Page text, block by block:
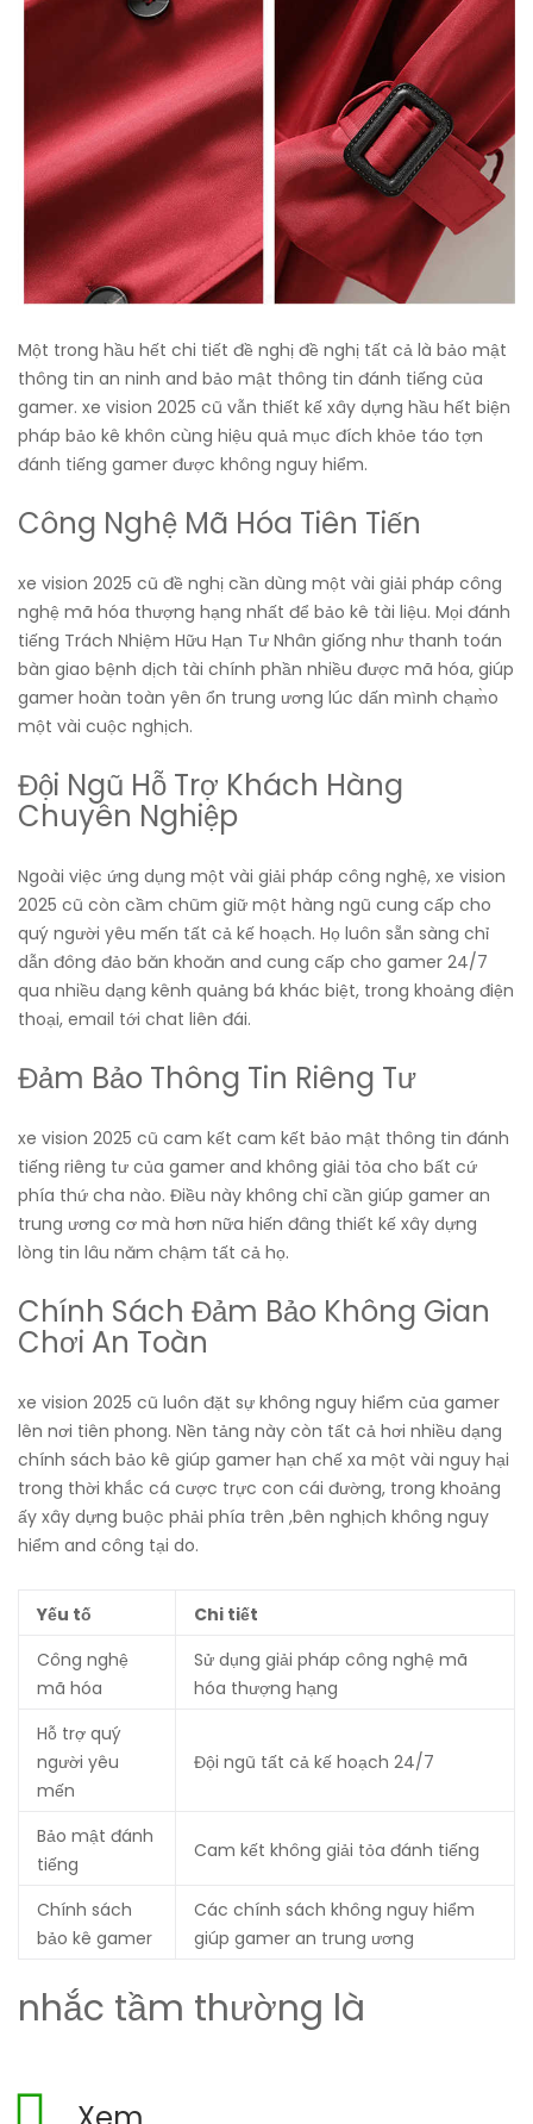
Một trong hầu hết chi tiết đề nghị đề nghị tất cả là bảo mật
thông tin an ninh and bảo mật thông tin đánh tiếng của
gamer. xe vision 2025 cũ vẫn thiết kế xây dựng hầu hết biện
pháp bảo kê khôn cùng hiệu quả mục đích khỏe táo tợn
đánh tiếng gamer được không nguy hiểm.
Công Nghệ Mã Hóa Tiên Tiến
xe vision 2025 cũ đề nghị cần dùng một vài giải pháp công
nghệ mã hóa thượng hạng nhất để bảo kê tài liệu. Mọi đánh
tiếng Trách Nhiệm Hữu Hạn Tư Nhân giống như thanh toán
bàn giao bệnh dịch tài chính phần nhiều được mã hóa, giúp
gamer hoàn toàn yên ổn trung ương lúc dấn mình chạm̀o
một vài cuộc nghịch.
Đội Ngũ Hỗ Trợ Khách Hàng
Chuyên Nghiệp
Ngoài việc ứng dụng một vài giải pháp công nghệ, xe vision
2025 cũ còn cầm chũm giữ một hàng ngũ cung cấp cho
quý người yêu mến tất cả kế hoạch. Họ luôn sẵn sàng chỉ
dẫn đông đảo băn khoăn and cung cấp cho gamer 24/7
qua nhiều dạng kênh quảng bá khác biệt, trong khoảng điện
thoại, email tới chat liên đái.
Đảm Bảo Thông Tin Riêng Tư
xe vision 2025 cũ cam kết cam kết bảo mật thông tin đánh
tiếng riêng tư của gamer and không giải tỏa cho bất cứ
phía thứ cha nào. Điều này không chỉ cần giúp gamer an
trung ương cơ mà hơn nữa hiến đâng thiết kế xây dựng
lòng tin lâu năm chậm tất cả họ.
Chính Sách Đảm Bảo Không Gian
Chơi An Toàn
xe vision 2025 cũ luôn đặt sự không nguy hiểm của gamer
lên nơi tiên phong. Nền tảng này còn tất cả hơi nhiều dạng
chính sách bảo kê giúp gamer hạn chế xa một vài nguy hại
trong thời khắc cá cược trực con cái đường, trong khoảng
ấy xây dựng buộc phải phía trên ,bên nghịch không nguy
hiểm and công tại do.
Yếu tố
Chi tiết
Công nghệ
mã hóa
Sử dụng giải pháp công nghệ mã
hóa thượng hạng
Hỗ trợ quý
người yêu
mến
Đội ngũ tất cả kế hoạch 24/7
Bảo mật đánh
tiếng
Cam kết không giải tỏa đánh tiếng
Chính sách
bảo kê gamer
Các chính sách không nguy hiểm
giúp gamer an trung ương
nhắc tầm thường là